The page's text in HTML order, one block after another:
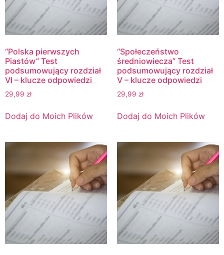
“Polska pierwszych
Piastów” Test
podsumowujący rozdział
VI – klucze odpowiedzi
29,99 zł
Dodaj do Moich Plików
“Społeczeństwo
średniowiecza” Test
podsumowujący rozdział
V – klucze odpowiedzi
29,99 zł
Dodaj do Moich Plików